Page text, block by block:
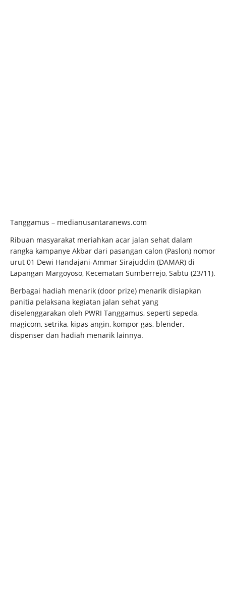
Tanggamus – medianusantaranews.com
Ribuan masyarakat meriahkan acar jalan sehat dalam
rangka kampanye Akbar dari pasangan calon (Paslon) nomor
urut 01 Dewi Handajani-Ammar Sirajuddin (DAMAR) di
Lapangan Margoyoso, Kecematan Sumberrejo, Sabtu (23/11).
Berbagai hadiah menarik (door prize) menarik disiapkan
panitia pelaksana kegiatan jalan sehat yang
diselenggarakan oleh PWRI Tanggamus, seperti sepeda,
magicom, setrika, kipas angin, kompor gas, blender,
dispenser dan hadiah menarik lainnya.